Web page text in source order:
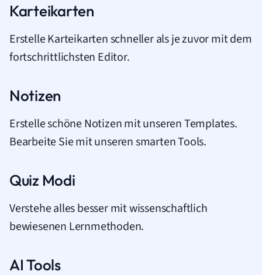
Karteikarten
Erstelle Karteikarten schneller als je zuvor mit dem
fortschrittlichsten Editor.
Notizen
Erstelle schöne Notizen mit unseren Templates.
Bearbeite Sie mit unseren smarten Tools.
Quiz Modi
Verstehe alles besser mit wissenschaftlich
bewiesenen Lernmethoden.
AI Tools